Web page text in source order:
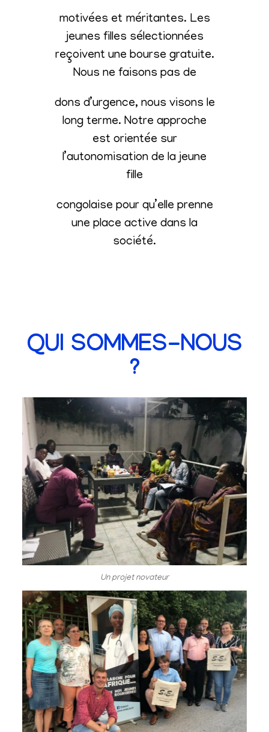
motivées et méritantes. Les
jeunes filles sélectionnées
reçoivent une bourse gratuite.
Nous ne faisons pas de
dons d’urgence, nous visons le
long terme. Notre approche
est orientée sur
l’autonomisation de la jeune
fille
congolaise pour qu’elle prenne
une place active dans la
société.
QUI SOMMES-NOUS
?
Un projet novateur